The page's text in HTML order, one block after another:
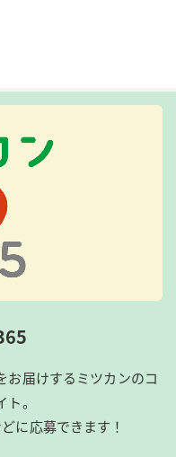
お届けするミツカンのコ
。
に応募できます！